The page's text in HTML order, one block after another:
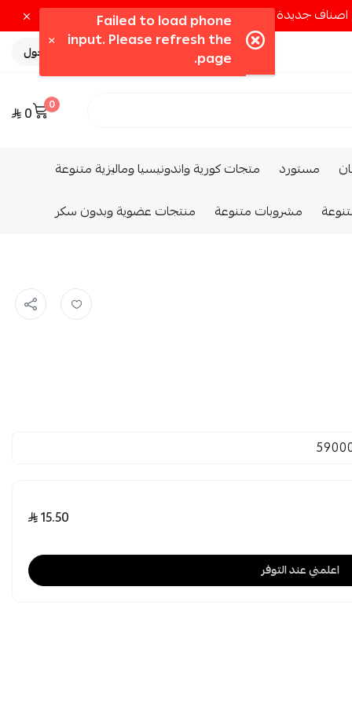
تسجيل الدخول
0
0
مستورد
متجات كورية واندونيسيا وماليزية متنوعة
مشروبات متنوعة منتجات عضوية وبدون سكر
15.50
اعلمني عند التوفر